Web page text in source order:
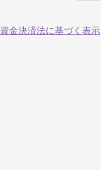
資金決済法に基づく表示